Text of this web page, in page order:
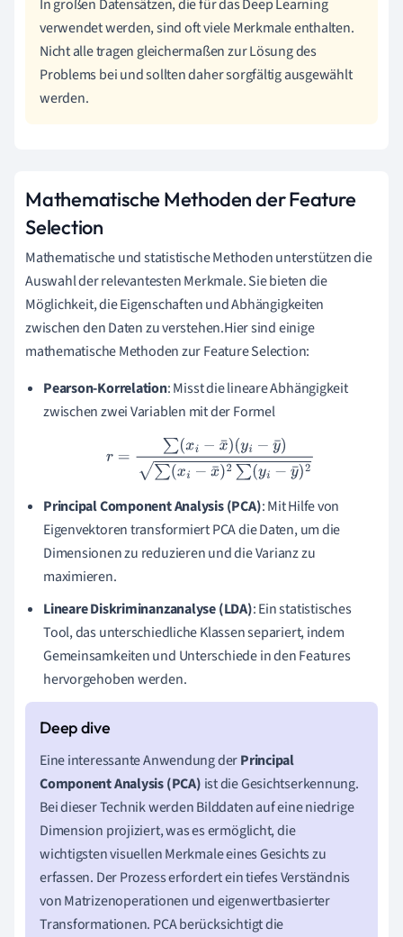
In großen Datensätzen, die für das Deep Learning
verwendet werden, sind oft viele Merkmale enthalten.
Nicht alle tragen gleichermaßen zur Lösung des
Problems bei und sollten daher sorgfältig ausgewählt
werden.
Mathematische Methoden der Feature
Selection
Mathematische und statistische Methoden unterstützen die
Auswahl der relevantesten Merkmale. Sie bieten die
Möglichkeit, die Eigenschaften und Abhängigkeiten
zwischen den Daten zu verstehen.Hier sind einige
mathematische Methoden zur Feature Selection:
Pearson-Korrelation: Misst die lineare Abhängigkeit
zwischen zwei Variablen mit der Formel
r =∑( )(yi−y¯ )∑( xi−x¯)2∑( yi−
Principal Component Analysis (PCA): Mit Hilfe von
Eigenvektoren transformiert PCA die Daten, um die
Dimensionen zu reduzieren und die Varianz zu
maximieren.
Lineare Diskriminanzanalyse (LDA): Ein statistisches
Tool, das unterschiedliche Klassen separiert, indem
Gemeinsamkeiten und Unterschiede in den Features
hervorgehoben werden.
Eine interessante Anwendung derPrincipal
Component Analysis (PCA) ist die Gesichtserkennung.
Bei dieser Technik werden Bilddaten auf eine niedrige
Dimension projiziert, was es ermöglicht, die
wichtigsten visuellen Merkmale eines Gesichts zu
erfassen. Der Prozess erfordert ein tiefes Verständnis
von Matrizenoperationen und eigenwertbasierter
Transformationen. PCA berücksichtigt die